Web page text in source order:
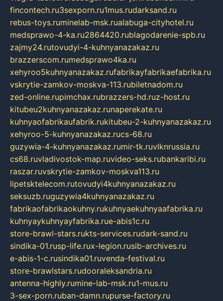
fincontech.ru3sexporn.ru1mus.rudarksand.ru
rebus-toys.ruminelab-msk.rualabuga-cityhotel.ru
medsprawo-4-ka.ru2864420.rublagodarenie-spb.ru
zajmy24.rutovudyi-4-kuhnyanazakaz.ru
brazzerscom.rumedsprawo4ka.ru
xehyroo5kuhnyanazakaz.rufabrikayfabrikaefabrika.ru
vskrytie-zamkov-moskva-113.rubiletnadom.ru
zed-online.rupimchax.rubrazzers-hd.ruz-host.ru
kitubeu2kuhnyanazakaz.runaperekate.ru
kuhnyaofabrikaufabrik.rukitubeu-2-kuhnyanazakaz.ru
xehyroo-5-kuhnyanazakaz.rucs-68.ru
guzywia-4-kuhnyanazakaz.rumir-tk.ruvlknrussia.ru
cs68.ruvladivostok-map.ruvideo-seks.rubankaribi.ru
raszar.ruvskrytie-zamkov-moskva113.ru
lipetsktelecom.rutovudyi4kuhnyanazakaz.ru
seksuzb.ruguzywia4kuhnyanazakaz.ru
fabrikaofabrikaokuhny.rukuhnyaekuhnyaafabrika.ru
kuhnyaykuhnyayfabrika.rue-abis1c.ru
store-brawl-stars.rukts-services.rudark-sand.ru
sindika-01.rusp-life.rux-legion.rusib-archives.ru
e-abis-1-c.rusindika01.ruvenda-festival.ru
store-brawlstars.rudooraleksandria.ru
antenna-highly.rumine-lab-msk.ru1-mus.ru
3-sex-porn.ruban-damn.rupurse-factory.ru